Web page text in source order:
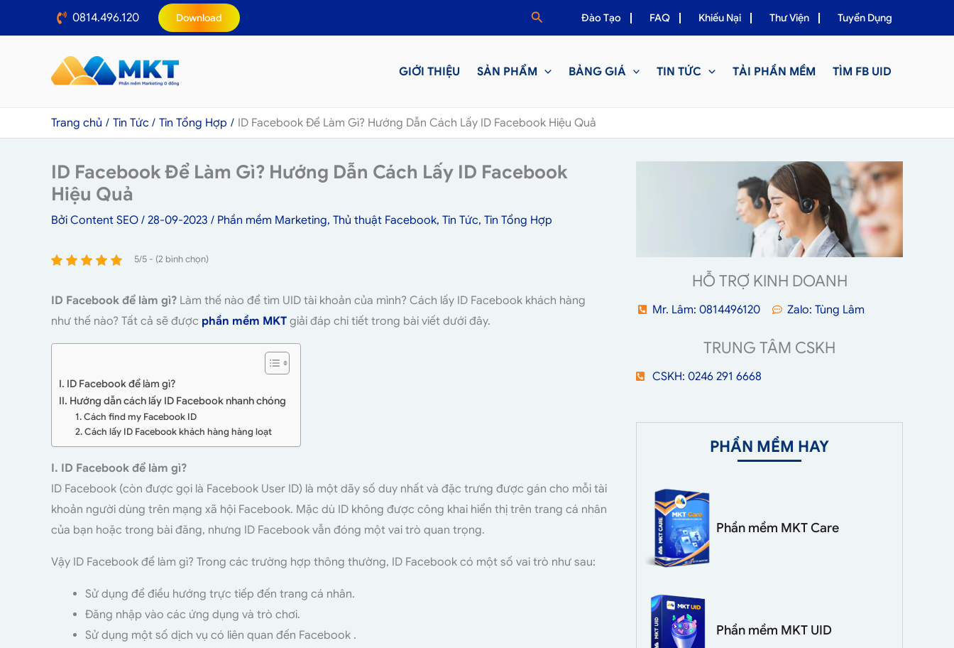
0814.496.120 Download
Tìm
Đào Tạo FAQ Khiếu Nại Thư Viện Tuyển Dụng
GIỚI THIỆU SẢN PHẨM BẢNG GIÁ TIN TỨC TẢI PHẦN MỀM TÌM FB UID
Trang chủ Tin Tức Tin Tổng Hợp ID Facebook Để Làm Gì? Hướng Dẫn Cách Lấy ID Facebook Hiệu Quả
ID Facebook Để Làm Gì? Hướng Dẫn Cách Lấy ID Facebook
Hiệu Quả
Bởi Content SEO / 28-09-2023 / Phần mềm Marketing, Thủ thuật Facebook, Tin Tức, Tin Tổng Hợp
5/5 - (2 bình chọn)
ID Facebook để làm gì? Làm thế nào để tìm UID tài khoản của mình? Cách lấy ID Facebook khách hàng
như thế nào? Tất cả sẽ được phần mềm MKT giải đáp chi tiết trong bài viết dưới đây.
I. ID Facebook để làm gì?
II. Hướng dẫn cách lấy ID Facebook nhanh chóng
1. Cách find my Facebook ID
2. Cách lấy ID Facebook khách hàng hàng loạt
I. ID Facebook để làm gì?
ID Facebook (còn được gọi là Facebook User ID) là một dãy số duy nhất và đặc trưng được gán cho mỗi tài
khoản người dùng trên mạng xã hội Facebook. Mặc dù ID không được công khai hiển thị trên trang cá nhân
của bạn hoặc trong bài đăng, nhưng ID Facebook vẫn đóng một vai trò quan trọng.
Vậy ID Facebook để làm gì? Trong các trường hợp thông thường, ID Facebook có một số vai trò như sau:
Sử dụng để điều hướng trực tiếp đến trang cá nhân.
Đăng nhập vào các ứng dụng và trò chơi.
Sử dụng một số dịch vụ có liên quan đến Facebook .
HỖ TRỢ KINH DOANH
Mr. Lâm: 0814496120 Zalo: Tùng Lâm
TRUNG TÂM CSKH
CSKH: 0246 291 6668
PHẦN MỀM HAY
Phần mềm MKT Care
Phần mềm MKT UID